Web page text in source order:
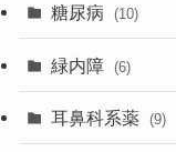
糖尿病 (10)
緑内障 (6)
耳鼻科系薬 (9)